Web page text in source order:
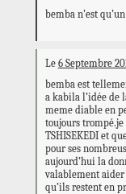
bemba n’est
Le 6 Septembre
bemba est
a kabila l’idée de
meme diable en
toujours
TSHISEKEDI et
pour ses
aujourd’hui la
valablement aider
qu’ils restent en